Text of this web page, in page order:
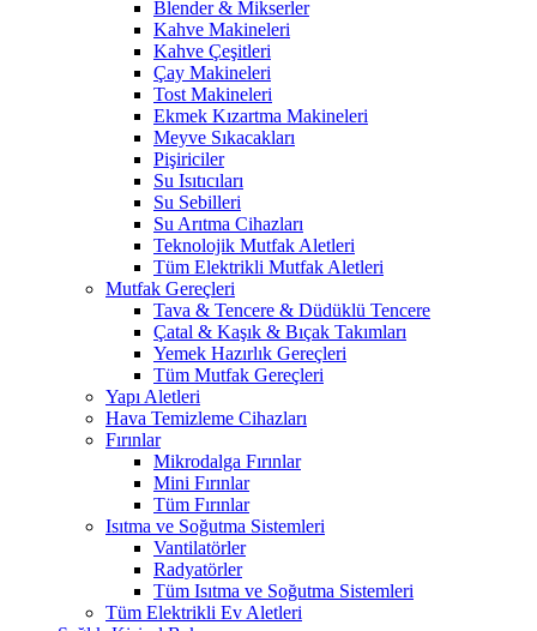
Blender & Mikserler
Kahve Makineleri
Kahve Çeşitleri
Çay Makineleri
Tost Makineleri
Ekmek Kızartma Makineleri
Meyve Sıkacakları
Pişiriciler
Su Isıtıcıları
Su Sebilleri
Su Arıtma Cihazları
Teknolojik Mutfak Aletleri
Tüm Elektrikli Mutfak Aletleri
Mutfak Gereçleri
Tava & Tencere & Düdüklü Tencere
Çatal & Kaşık & Bıçak Takımları
Yemek Hazırlık Gereçleri
Tüm Mutfak Gereçleri
Yapı Aletleri
Hava Temizleme Cihazları
Fırınlar
Mikrodalga Fırınlar
Mini Fırınlar
Tüm Fırınlar
Isıtma ve Soğutma Sistemleri
Vantilatörler
Radyatörler
Tüm Isıtma ve Soğutma Sistemleri
Tüm Elektrikli Ev Aletleri